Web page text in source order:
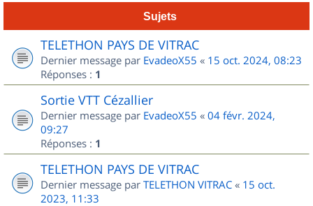
Sujets
TELETHON PAYS DE VITRAC
Dernier message par EvadeoX55 « 15 oct. 2024, 08:23
Réponses : 1
Sortie VTT Cézallier
Dernier message par EvadeoX55 « 04 févr. 2024,
09:27
Réponses : 1
TELETHON PAYS DE VITRAC
Dernier message par TELETHON VITRAC « 15 oct.
2023, 11:33